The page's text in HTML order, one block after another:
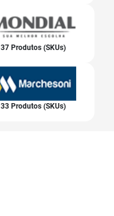
37 Produtos (SKUs)
33 Produtos (SKUs)